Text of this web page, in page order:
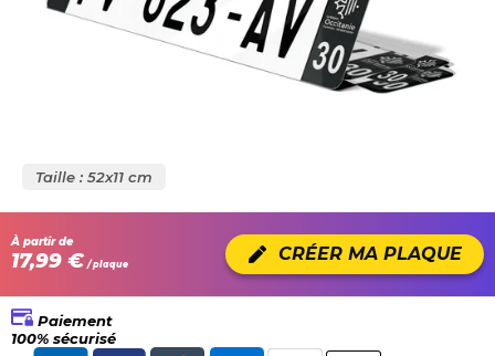
Taille : 52x11 cm
À partir de
17,99 € / plaque CRÉER MA PLAQUE
Paiement
100% sécurisé